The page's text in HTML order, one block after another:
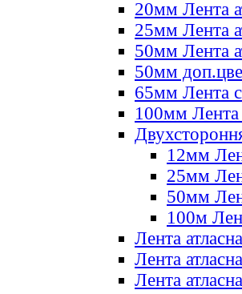
20мм Лента
25мм Лента
50мм Лента
50мм
65мм Лента
100мм Лента
12мм
25мм
50мм
100м
Лента
Лента
Лента